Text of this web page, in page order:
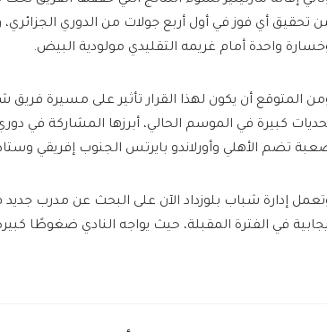
تحقيق أي فوز في أول أربع جولات من الدوري الجزائري،
واحدة أمام غريمه التقليدي مولودية البيض.
المتوقع أن يكون لهذا القرار تأثير على مسيرة فريق
كبيرة في الموسم الحالي، أبرزها المشاركة في
تضم الأهلي وأورلاندو بايرتس الجنوب إفريقي وستاد
إدارة شباب بلوزداد الآن على البحث عن مدرب جديد
في الفترة المقبلة، حيث يواجه النادي ضغوطًا